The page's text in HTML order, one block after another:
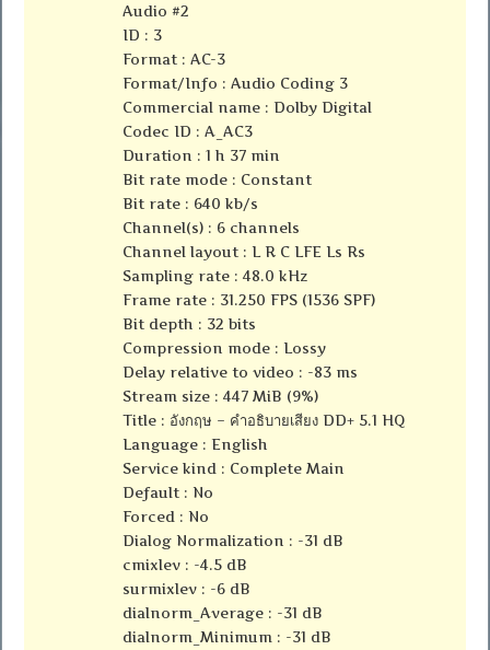
Audio #2
ID : 3
Format : AC-3
Format/Info : Audio Coding 3
Commercial name : Dolby Digital
Codec ID : A_AC3
Duration : 1 h 37 min
Bit rate mode : Constant
Bit rate : 640 kb/s
Channel(s) : 6 channels
Channel layout : L R C LFE Ls Rs
Sampling rate : 48.0 kHz
Frame rate : 31.250 FPS (1536 SPF)
Bit depth : 32 bits
Compression mode : Lossy
Delay relative to video : -83 ms
Stream size : 447 MiB (9%)
Title : อังกฤษ – คำอธิบายเสียง DD+ 5.1 HQ
Language : English
Service kind : Complete Main
Default : No
Forced : No
Dialog Normalization : -31 dB
cmixlev : -4.5 dB
surmixlev : -6 dB
dialnorm_Average : -31 dB
dialnorm_Minimum : -31 dB